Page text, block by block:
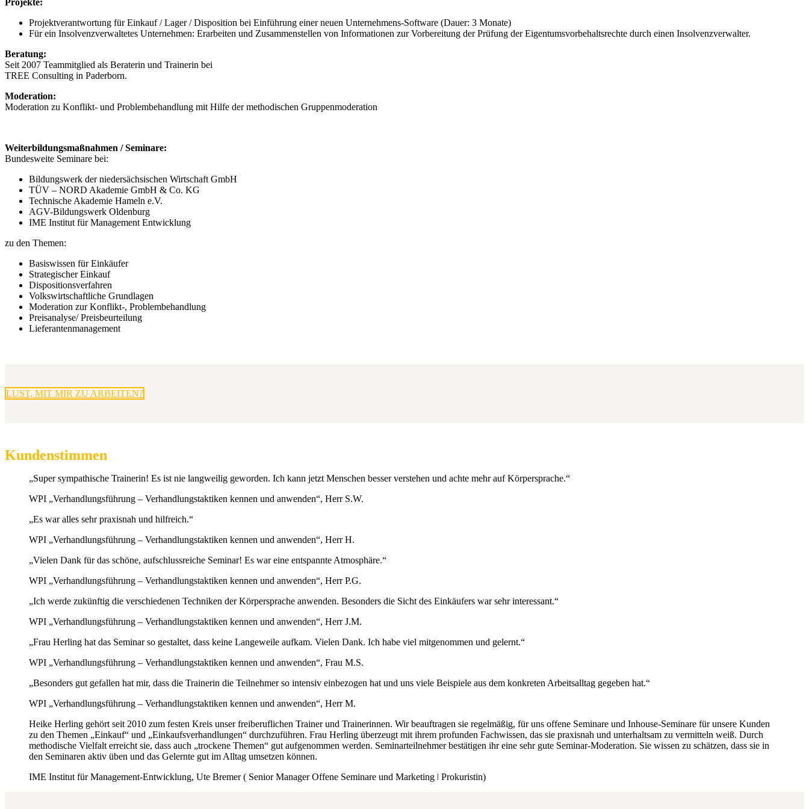
Projekte:
Projektverantwortung für Einkauf / Lager / Disposition bei Einführung einer neuen Unternehmens-Software (Dauer: 3 Monate)
Für ein Insolvenzverwaltetes Unternehmen: Erarbeiten und Zusammenstellen von Informationen zur Vorbereitung der Prüfung der Eigentumsvorbehaltsrechte durch einen Insolvenzverwalter.
Beratung:
Seit 2007 Teammitglied als Beraterin und Trainerin bei
TREE Consulting in Paderborn.
Moderation:
Moderation zu Konflikt- und Problembehandlung mit Hilfe der methodischen Gruppenmoderation
Weiterbildungsmaßnahmen / Seminare:
Bundesweite Seminare bei:
Bildungswerk der niedersächsischen Wirtschaft GmbH
TÜV – NORD Akademie GmbH & Co. KG
Technische Akademie Hameln e.V.
AGV-Bildungswerk Oldenburg
IME Institut für Management Entwicklung
zu den Themen:
Basiswissen für Einkäufer
Strategischer Einkauf
Dispositionsverfahren
Volkswirtschaftliche Grundlagen
Moderation zur Konflikt-, Problembehandlung
Preisanalyse/ Preisbeurteilung
Lieferantenmanagement
LUST, MIT MIR ZU ARBEITEN?
Kundenstimmen
„Super sympathische Trainerin! Es ist nie langweilig geworden. Ich kann jetzt Menschen besser verstehen und achte mehr auf Körpersprache.“
WPI „Verhandlungsführung – Verhandlungstaktiken kennen und anwenden“, Herr S.W.
„Es war alles sehr praxisnah und hilfreich.“
WPI „Verhandlungsführung – Verhandlungstaktiken kennen und anwenden“, Herr H.
„Vielen Dank für das schöne, aufschlussreiche Seminar! Es war eine entspannte Atmosphäre.“
WPI „Verhandlungsführung – Verhandlungstaktiken kennen und anwenden“, Herr P.G.
„Ich werde zukünftig die verschiedenen Techniken der Körpersprache anwenden. Besonders die Sicht des Einkäufers war sehr interessant.“
WPI „Verhandlungsführung – Verhandlungstaktiken kennen und anwenden“, Herr J.M.
„Frau Herling hat das Seminar so gestaltet, dass keine Langeweile aufkam. Vielen Dank. Ich habe viel mitgenommen und gelernt.“
WPI „Verhandlungsführung – Verhandlungstaktiken kennen und anwenden“, Frau M.S.
„Besonders gut gefallen hat mir, dass die Trainerin die Teilnehmer so intensiv einbezogen hat und uns viele Beispiele aus dem konkreten Arbeitsalltag gegeben hat.“
WPI „Verhandlungsführung – Verhandlungstaktiken kennen und anwenden“, Herr M.
Heike Herling gehört seit 2010 zum festen Kreis unser freiberuflichen Trainer und Trainerinnen. Wir beauftragen sie regelmäßig, für uns offene Seminare und Inhouse-Seminare für unsere Kunden
zu den Themen „Einkauf“ und „Einkaufsverhandlungen“ durchzuführen. Frau Herling überzeugt mit ihrem profunden Fachwissen, das sie praxisnah und unterhaltsam zu vermitteln weiß. Durch
methodische Vielfalt erreicht sie, dass auch „trockene Themen“ gut aufgenommen werden. Seminarteilnehmer bestätigen ihr eine sehr gute Seminar-Moderation. Sie wissen zu schätzen, dass sie in
den Seminaren aktiv üben und das Gelernte gut im Alltag umsetzen können.
IME Institut für Management-Entwicklung, Ute Bremer ( Senior Manager Offene Seminare und Marketing ǀ Prokuristin)